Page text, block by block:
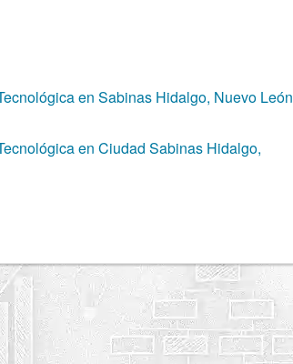
en Sabinas Hidalgo, Nuevo León
en Ciudad Sabinas Hidalgo,